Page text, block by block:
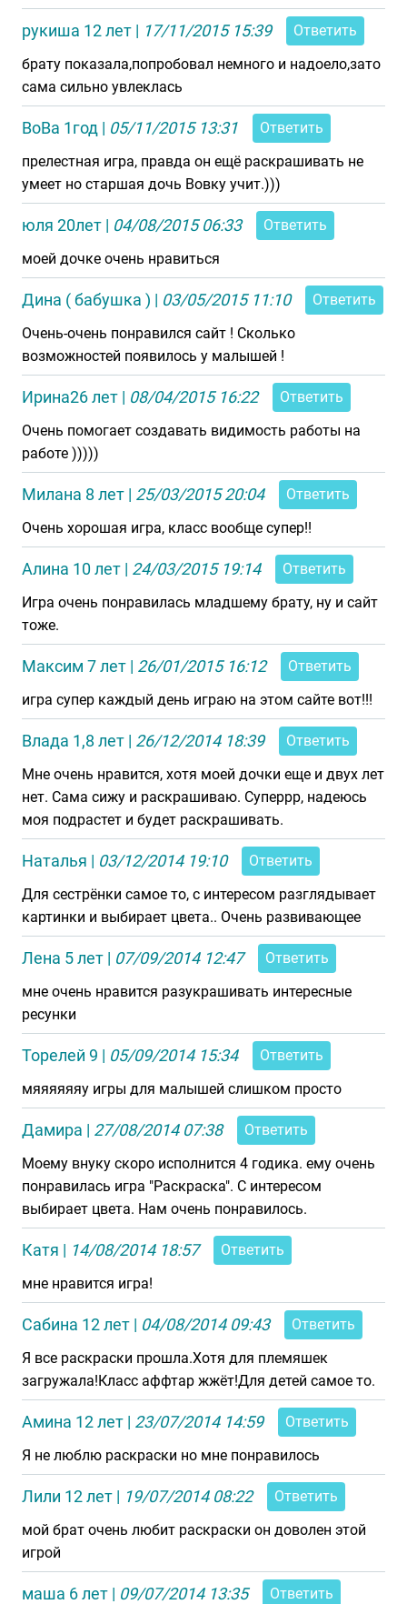
рукиша 12 лет | 17/11/2015 15:39
Ответить
брату показала,попробовал немного и надоело,зато
сама сильно увлеклась
ВоВа 1год | 05/11/2015 13:31
Ответить
прелестная игра, правда он ещё раскрашивать не
умеет но старшая дочь Вовку учит.)))
юля 20лет | 04/08/2015 06:33
Ответить
моей дочке очень нравиться
Дина ( бабушка ) | 03/05/2015 11:10
Ответить
Очень-очень понравился сайт ! Сколько
возможностей появилось у малышей !
Ирина26 лет | 08/04/2015 16:22
Ответить
Очень помогает создавать видимость работы на
работе )))))
Милана 8 лет | 25/03/2015 20:04
Ответить
Очень хорошая игра, класс вообще супер!!
Алина 10 лет | 24/03/2015 19:14
Ответить
Игра очень понравилась младшему брату, ну и сайт
тоже.
Максим 7 лет | 26/01/2015 16:12
Ответить
игра супер каждый день играю на этом сайте вот!!!
Влада 1,8 лет | 26/12/2014 18:39
Ответить
Мне очень нравится, хотя моей дочки еще и двух лет
нет. Сама сижу и раскрашиваю. Суперрр, надеюсь
моя подрастет и будет раскрашивать.
Наталья | 03/12/2014 19:10
Ответить
Для сестрёнки самое то, с интересом разглядывает
картинки и выбирает цвета.. Очень развивающее
Лена 5 лет | 07/09/2014 12:47
Ответить
мне очень нравится разукрашивать интересные
ресунки
Торелей 9 | 05/09/2014 15:34
Ответить
мяяяяяяу игры для малышей слишком просто
Дамира | 27/08/2014 07:38
Ответить
Моему внуку скоро исполнится 4 годика. ему очень
понравилась игра "Раскраска". С интересом
выбирает цвета. Нам очень понравилось.
Катя | 14/08/2014 18:57
Ответить
мне нравится игра!
Сабина 12 лет | 04/08/2014 09:43
Ответить
Я все раскраски прошла.Хотя для племяшек
загружала!Класс аффтар жжёт!Для детей самое то.
Амина 12 лет | 23/07/2014 14:59
Ответить
Я не люблю раскраски но мне понравилось
Лили 12 лет | 19/07/2014 08:22
Ответить
мой брат очень любит раскраски он доволен этой
игрой
маша 6 лет | 09/07/2014 13:35
Ответить